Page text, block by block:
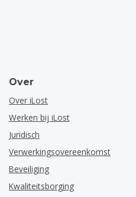
Over
Over iLost
Werken bij iLost
Juridisch
Verwerkingsovereenkomst
Beveiliging
Kwaliteitsborging